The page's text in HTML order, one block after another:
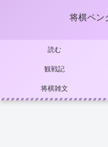
将棋ペン
読む
観戦記
将棋雑文